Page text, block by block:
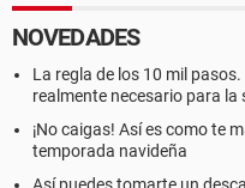
NOVEDADES
La regla de los 10 mil
realmente necesario para la
¡No caigas! Así es como te
temporada navideña